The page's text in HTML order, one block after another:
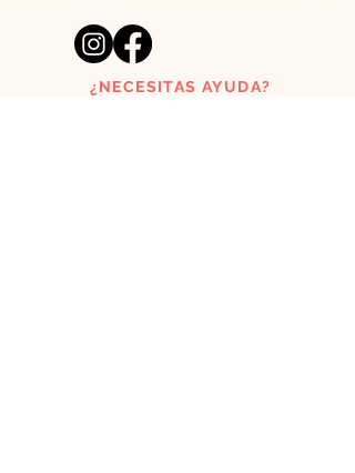
¿NECESITAS AYUDA?